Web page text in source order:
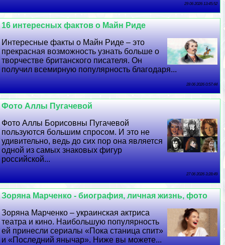
29 06 2026 13:45:52
16 интересных фактов о Майн Риде
Интересные факты о Майн Риде – это
прекрасная возможность узнать больше о
творчестве британского писателя. Он
получил всемирную популярность благодаря...
28 06 2026 0:57:44
Фото Аллы Пугачевой
Фото Аллы Борисовны Пугачевой
пользуются большим спросом. И это не
удивительно, ведь до сих пор она является
одной из самых знаковых фигур
российской...
27 06 2026 3:28:49
Зоряна Марченко - биография, личная жизнь, фото
Зоряна Марченко – украинская актриса
театра и кино. Наибольшую популярность
ей принесли сериалы «Пока станица спит»
и «Последний янычар». Ниже вы можете...